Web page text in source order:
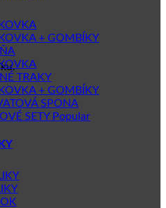
+ GOMBÍKY
TRAKY
+ GOMBÍKY
SPONA
SETY